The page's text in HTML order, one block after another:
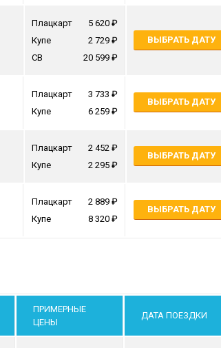
Плацкарт
5 620
Купе
2 729
СВ
20 599
ВЫБРАТЬ ДАТУ
Плацкарт
3 733
Купе
6 259
ВЫБРАТЬ ДАТУ
Плацкарт
2 452
Купе
2 295
ВЫБРАТЬ ДАТУ
Плацкарт
2 889
Купе
8 320
ВЫБРАТЬ ДАТУ
ПРИМЕРНЫЕ
ЦЕНЫ
ДАТА ПОЕЗДКИ